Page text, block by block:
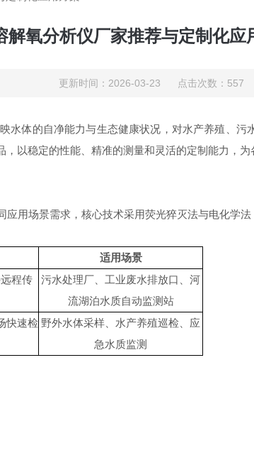
解氧分析仪厂家推荐与定制化应
更新时间：2026-03-23 点击次数：557
体的自净能力与生态健康状况，对水产养殖、
以稳定的性能、精准的测量和灵活的定制能力，
用场景需求，核心技术采用荧光猝灭法与电化学法
适用场景
程传
污水处理厂、工业废水排放口、河
流湖泊水质自动监测站
快速检 野外水体采样、水产养殖巡检、应
急水质监测